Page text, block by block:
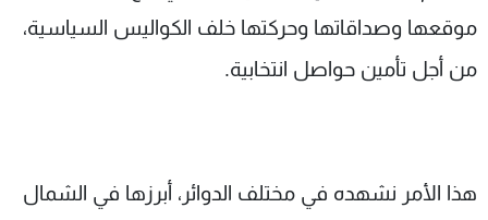
موقعها وصداقاتها وحركتها خلف الكواليس السياسية،
من أجل تأمين حواصل انتخابية.
هذا الأمر نشهده في مختلف الدوائر، أبرزها في الشمال